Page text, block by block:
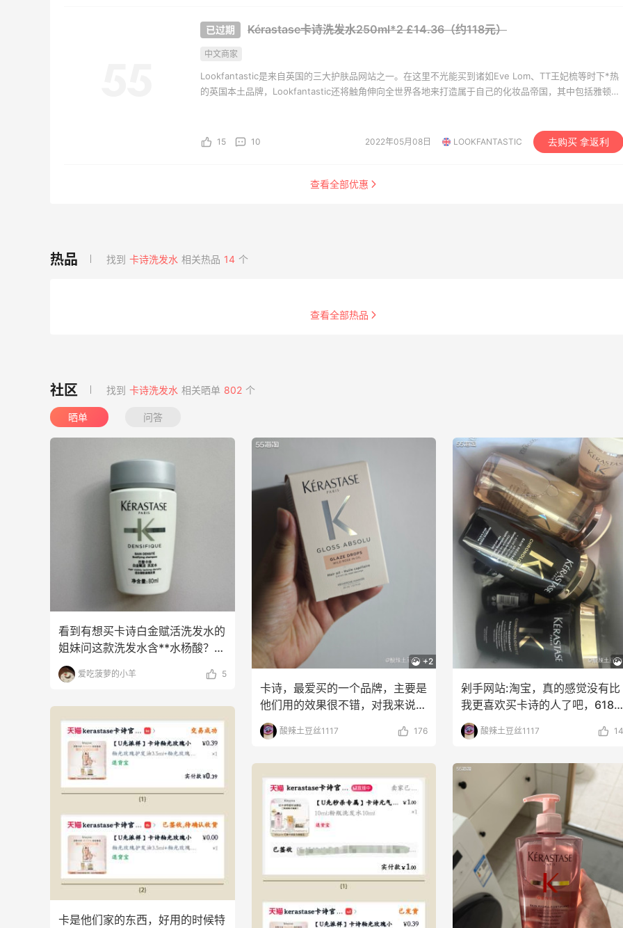
Kérastase卡诗洗发水250ml*2£14.36（约118元）
中文商家
Lookfantastic是来自英国的三大护肤品网站之一。在这里不光能买到诸如Eve Lom、TT王妃梳等时下*热
的英国本土品牌，Lookfantastic还将触角伸向全世界各地来打造属于自己的化妆品帝国，其中包括雅顿、
15 10 2022年05月08日 LOOKFANTASTIC 去购买 拿返利
查看全部优惠
找到 卡诗洗发水 相关热品 14 个
查看全部热品
找到 卡诗洗发水 相关晒单 802 个
晒单 问答
看到有想买卡诗白金赋活洗发水的
姐妹问这款洗发水含**水杨酸？不
知道自己的发质适不
爱吃菠萝的小羊 5
卡是他们家的东西，好用的时候特
+2
卡诗，最爱买的一个品牌，主要是
他们用的效果很不错，对我来说上
头之后味道啊，或者说
酸辣土豆丝1117 176
剁手网站:淘宝，真的感觉没有比
我更喜欢买卡诗的人了吧，618买
了很多卡诗，因为觉
酸辣土豆丝1117